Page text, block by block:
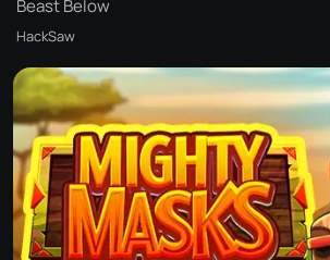
Beast Below
HackSaw